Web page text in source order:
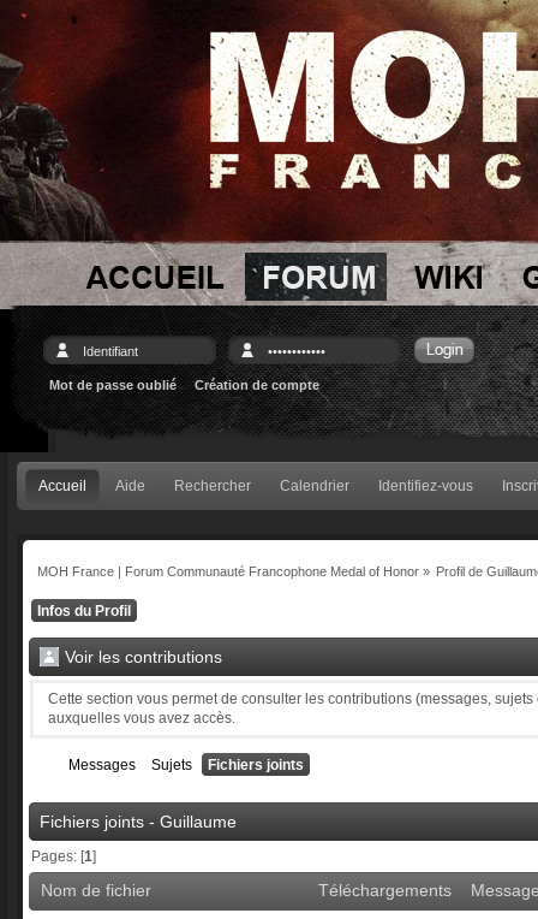
Mot de passe oublié Création de compte
Accueil Aide Rechercher Calendrier Identifiez-vous
MOH France | Forum Communauté Francophone Medal of Honor» Profil de
Infos du Profil
Voir les contributions
Cette section vous permet de consulter les contributions (messages,
auxquelles vous avez accès.
Messages Sujets Fichiers joints
Fichiers joints - Guillaume
Pages: [1]
Nom de fichier Téléchargements